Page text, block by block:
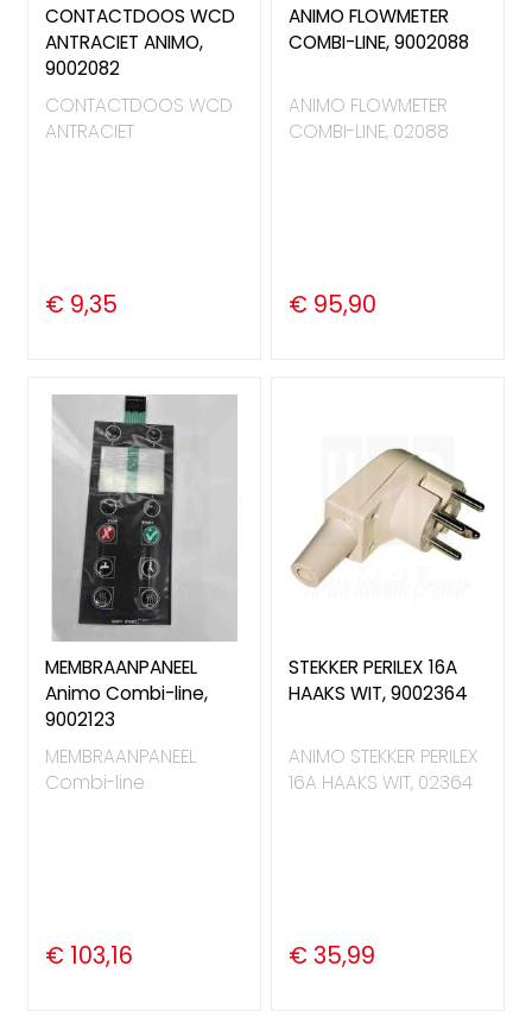
CONTACTDOOS WCD
ANTRACIET ANIMO,
9002082
CONTACTDOOS WCD
ANTRACIET
€ 9,35
ANIMO FLOWMETER
COMBI-LINE, 9002088
ANIMO FLOWMETER
COMBI-LINE, 02088
€ 95,90
MEMBRAANPANEEL
Animo Combi-line,
9002123
MEMBRAANPANEEL
Combi-line
€ 103,16
STEKKER PERILEX 16A
HAAKS WIT, 9002364
ANIMO STEKKER PERILEX
16A HAAKS WIT, 02364
€ 35,99